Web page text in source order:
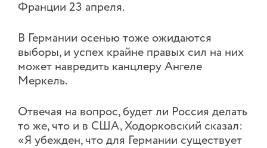
Франции 23 апреля.
В Германии осенью тоже ожидаются
выборы, и успех крайне правых сил на них
может навредить канцлеру Ангеле
Меркель.
Отвечая на вопрос, будет ли Россия делать
то же, что и в США, Ходорковский сказал:
«Я убежден, что для Германии существует